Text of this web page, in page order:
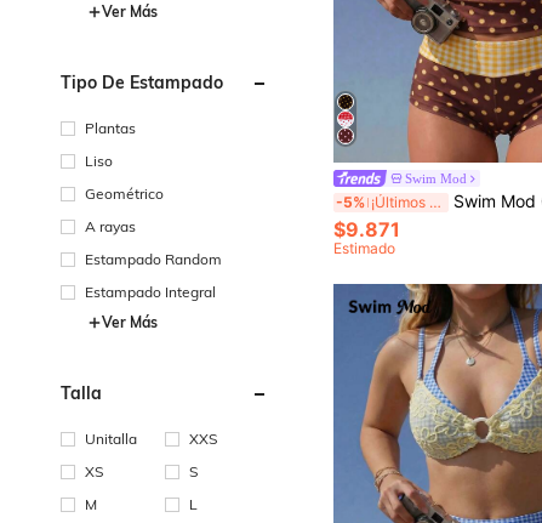
Ver Más
Tipo De Estampado
Plantas
Liso
Geométrico
A rayas
Estampado Random
Estampado Integral
Ver Más
Talla
Unitalla
XXS
XS
S
M
L
Swim Mod
-5% ¡Últimos 2 días Swim Mod Conjunto de traje de baño tankini de 2 piezas para mujer, nuevo de verano, para playa, vacaciones, fiesta en la piscina, con top camisola
$9.871
Estimado